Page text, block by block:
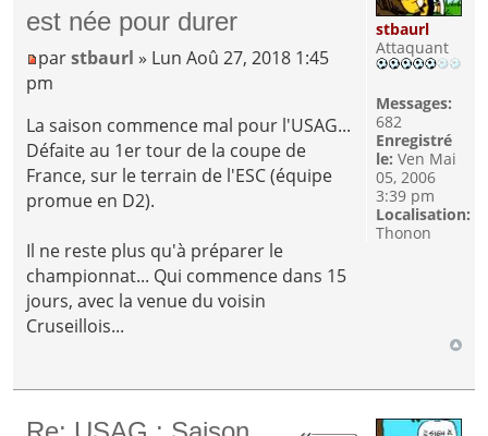
est née pour durer
parstbaurl » Lun Aoû 27, 2018 1:45
pm
La saison commence mal pour l'USAG...
Défaite au 1er tour de la coupe de
France, sur le terrain de l'ESC (équipe
promue en D2).
Il ne reste plus qu'à préparer le
championnat... Qui commence dans 15
jours, avec la venue du voisin
Cruseillois...
stbaurl
Attaquant
Messages:
682
Enregistré
le: Ven Mai
05, 2006
3:39 pm
Localisation:
Thonon